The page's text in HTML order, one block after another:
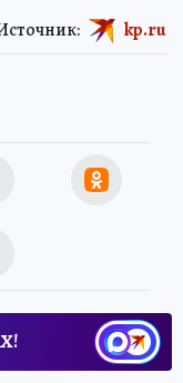
kp.ru